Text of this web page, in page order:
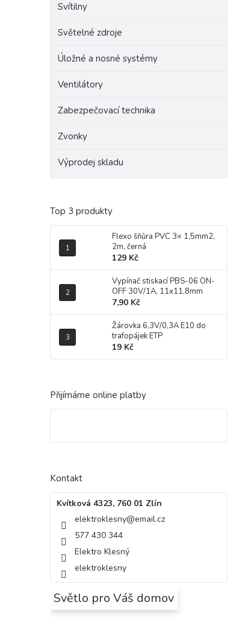
Svítilny
Světelné zdroje
Úložné a nosné systémy
Ventilátory
Zabezpečovací technika
Zvonky
Výprodej skladu
Top 3 produkty
Flexo šňůra PVC 3× 1,5mm2,
2m, černá
129 Kč
Vypínač stiskací PBS-06 ON-
OFF 30V/1A, 11x11,8mm
7,90 Kč
Žárovka 6,3V/0,3A E10 do
trafopájek ETP
19 Kč
Přijímáme online platby
Kontakt
Kvítková 4323, 760 01 Zlín
elektroklesny@email.cz
577 430 344
Elektro Klesný
elektroklesny
Světlo pro Váš domov